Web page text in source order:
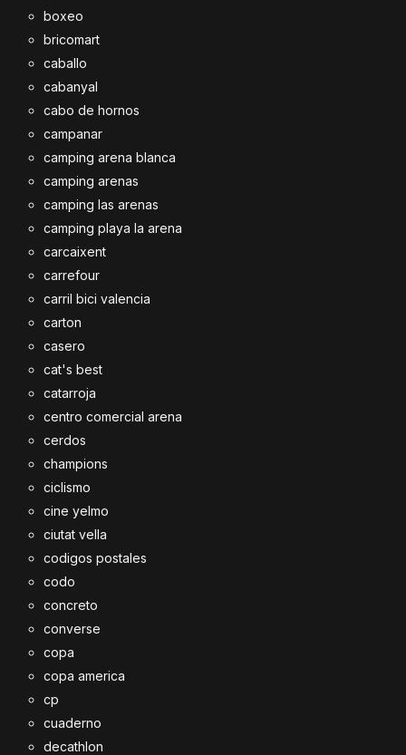
boxeo
bricomart
caballo
cabanyal
cabo de hornos
campanar
camping arena blanca
camping arenas
camping las arenas
camping playa la arena
carcaixent
carrefour
carril bici valencia
carton
casero
cat's best
catarroja
centro comercial arena
cerdos
champions
ciclismo
cine yelmo
ciutat vella
codigos postales
codo
concreto
converse
copa
copa america
cp
cuaderno
decathlon